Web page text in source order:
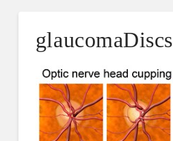
glaucomaDiscs